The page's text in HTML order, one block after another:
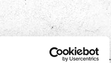
som kan